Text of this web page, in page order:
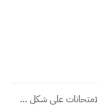
نصائح وإرشادات للامتحانات على شكل قصة طريفة